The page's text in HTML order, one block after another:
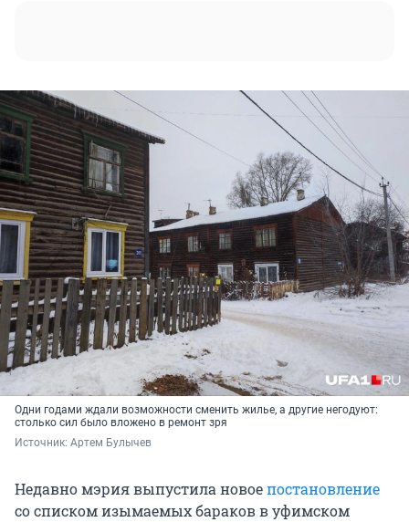
Одни годами ждали возможности сменить жилье, а другие негодуют:
столько сил было вложено в ремонт зря
Источник: Артем Булычев
Недавно мэрия выпустила новоепостановление
со списком изымаемых бараков в уфимском